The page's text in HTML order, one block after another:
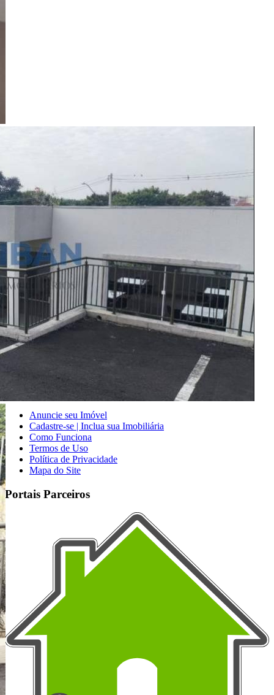
Encontre um Imóvel
Imóveis à Venda
Imóveis para Alugar
Imóveis de Temporada
Imóveis Adicionados Recentemente
Imóveis que Aceitam Financiamento
Sobre o Portal
Anuncie seu Imóvel
Cadastre-se | Inclua sua Imobiliária
Como Funciona
Termos de Uso
Política de Privacidade
Mapa do Site
Portais Parceiros